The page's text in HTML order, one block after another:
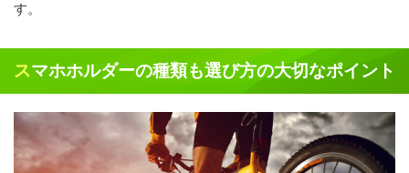
す。
スマホホルダーの種類も選び方の大切なポイント